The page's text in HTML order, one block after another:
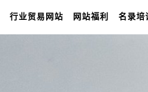
行业贸易网站 网站福利 名录培